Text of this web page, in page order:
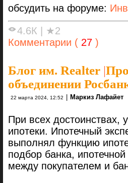
обсудить на форуме:
4.6К
★2
Комментарии ( 27 )
Блог им. Realter |
объединении
22 марта 2024, 12:52 Маркиз Лафайет
При всех достоинствах,
ипотеки. Ипотечный
выполнял функцию
подбор банка,
между покупателем и